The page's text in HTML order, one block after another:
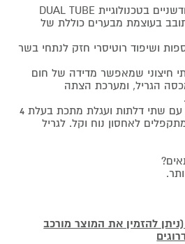
ארבעה מבערי נירוסטה חדשניים בטכנולוגיית DUAL TUBE
בעוצמת מבערים כוללת של
ושיפוד רוטיסרי חזק לנתחי בשר
חיצוני שמאפשר מדידה של חום
הגריל, ומערכת הצתה
הגריל בנוי על ארון אחסון עם שתי דלתות ועגלת מתכת בעלת 4
לאחסון נוח וקל. לגריל
להזמין את המוצר מורכב